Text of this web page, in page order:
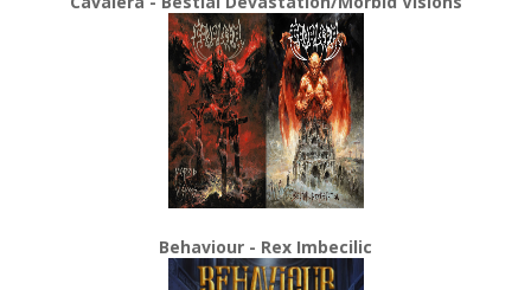
Behaviour - Rex Imbecilic